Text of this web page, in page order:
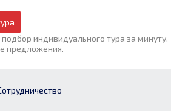
подбор индивидуального тура за минуту.
предложения.